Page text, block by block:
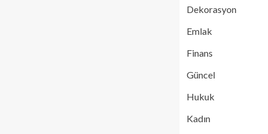
Dekorasyon
Emlak
Finans
Güncel
Hukuk
Kadın